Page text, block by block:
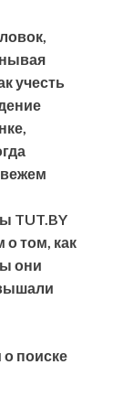
учесть
TUT.BY
том, как
они
поиске